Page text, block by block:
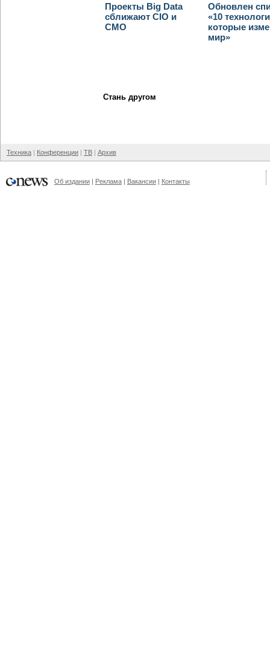
Проекты Big Data
сближают CIO и
CMO
Обновлен
«10
которые
мир»
Стань другом
Техника Конференции ТВ Архив
Об издании Реклама Вакансии Контакты